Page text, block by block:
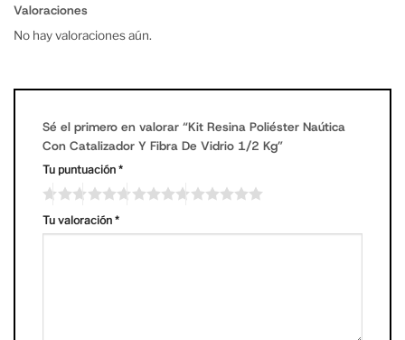
Valoraciones
No hay valoraciones aún.
Sé el primero en valorar “Kit Resina Poliéster Naútica
Con Catalizador Y Fibra De Vidrio 1/2 Kg”
Tu puntuación *
Tu valoración *